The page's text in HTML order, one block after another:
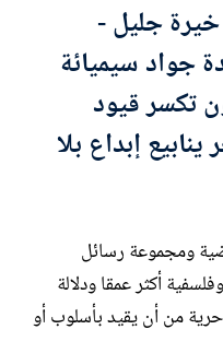
عن معنى أو انفعال أو
في علاقته بالعالم
خيرة جليل -
جواد سيميائة
تكسر قيود
إبداع بلا
ومجموعة رسائل
أكثر عمقا ودلالة
من أن يقيد بأسلوب أو